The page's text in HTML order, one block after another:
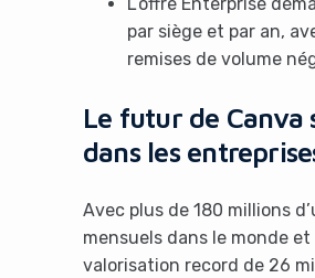
par siège et par an,
remises de volume
Le futur de Canva
dans les
Avec plus de 180 millions
mensuels dans le monde et
valorisation record de 26